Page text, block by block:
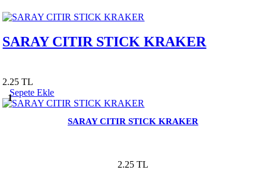
SARAY CITIR STICK KRAKER
2.25 TL
1
Sepete Ekle
SARAY CITIR STICK KRAKER
2.25 TL